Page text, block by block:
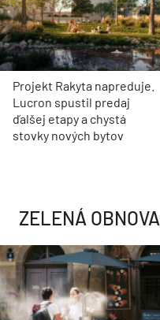
Projekt Rakyta napreduje.
Lucron spustil predaj
ďalšej etapy a chystá
stovky nových bytov
ZELENÁ OBNOVA